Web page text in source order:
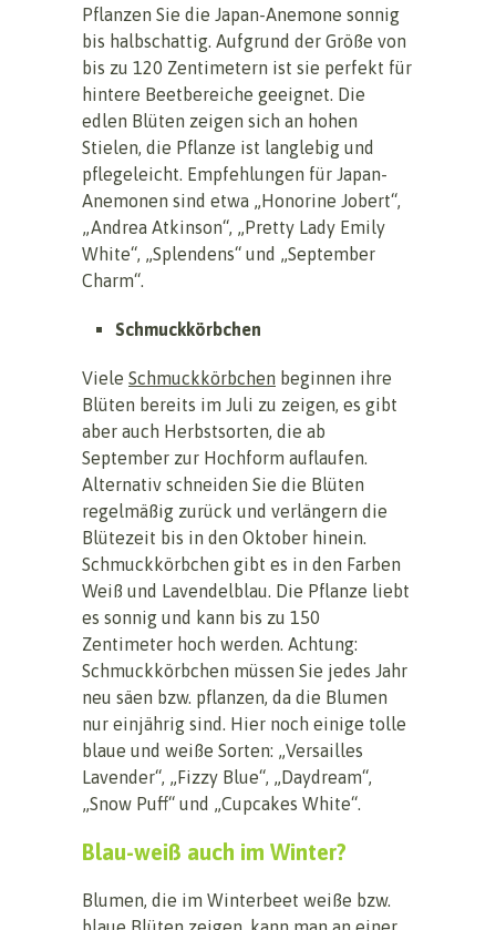
Pflanzen Sie die Japan-Anemone sonnig
bis halbschattig. Aufgrund der Größe von
bis zu 120 Zentimetern ist sie perfekt für
hintere Beetbereiche geeignet. Die
edlen Blüten zeigen sich an hohen
Stielen, die Pflanze ist langlebig und
pflegeleicht. Empfehlungen für Japan-
Anemonen sind etwa „Honorine Jobert“,
„Andrea Atkinson“, „Pretty Lady Emily
White“, „Splendens“ und „September
Charm“.
Schmuckkörbchen
Viele Schmuckkörbchen beginnen ihre
Blüten bereits im Juli zu zeigen, es gibt
aber auch Herbstsorten, die ab
September zur Hochform auflaufen.
Alternativ schneiden Sie die Blüten
regelmäßig zurück und verlängern die
Blütezeit bis in den Oktober hinein.
Schmuckkörbchen gibt es in den Farben
Weiß und Lavendelblau. Die Pflanze liebt
es sonnig und kann bis zu 150
Zentimeter hoch werden. Achtung:
Schmuckkörbchen müssen Sie jedes Jahr
neu säen bzw. pflanzen, da die Blumen
nur einjährig sind. Hier noch einige tolle
blaue und weiße Sorten: „Versailles
Lavender“, „Fizzy Blue“, „Daydream“,
„Snow Puff“ und „Cupcakes White“.
Blau-weiß auch im Winter?
Blumen, die im Winterbeet weiße bzw.